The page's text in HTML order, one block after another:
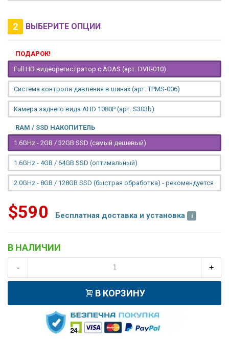
2 ВЫБЕРИТЕ ОПЦИИ
ПОДАРОК!
Full HD видеорегистратор с ADAS (арт. DVR-010)
Система контроля давления в шинах (арт. TPMS-006)
Камера заднего вида AHD 1080P (арт. S303b)
RAM / SSD НАКОПИТЕЛЬ
1.6GHz - 2GB / 32GB SSD (самый дешевый)
1.6GHz - 4GB / 64GB SSD (оптимальный)
2.0GHz - 8GB / 128GB SSD (быстрая обработка) - рекомендуется
$590 Бесплатная доставка и установка
В НАЛИЧИИ
- +
В КОРЗИНУ